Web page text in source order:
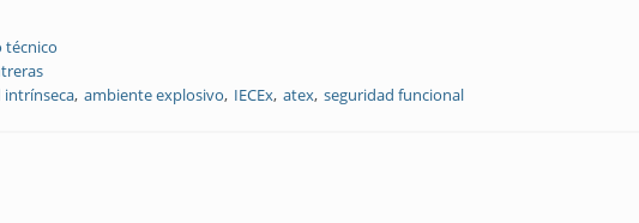
técnico
intrínseca ambiente explosivo IECEx atex seguridad funcional
aislador de señales IS menguante, parte 3